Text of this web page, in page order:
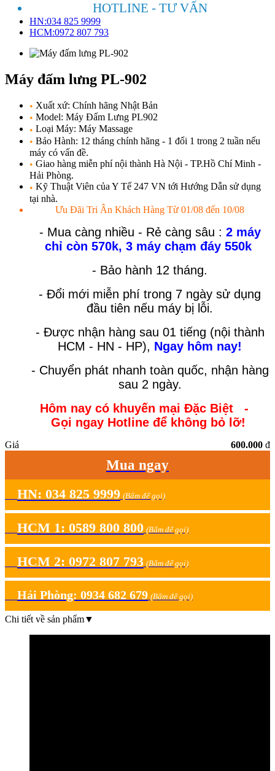
HOTLINE - TƯ VẤN
HN:034 825 9999
HCM:0972 807 793
Máy đấm lưng PL-902
• Xuất xứ: Chính hãng Nhật Bản
• Model: Máy Đấm Lưng PL902
• Loại Máy: Máy Massage
• Bảo Hành: 12 tháng chính hãng - 1 đổi 1 trong 2 tuần nếu
máy có vấn đề.
• Giao hàng miễn phí nội thành Hà Nội - TP.Hồ Chí Minh -
Hải Phòng.
• Kỹ Thuật Viên của Y Tế 247 VN tới Hướng Dẫn sử dụng
tại nhà.
Ưu Đãi Tri Ân Khách Hàng Từ 01/08 đến 10/08
- Mua càng nhiều - Rẻ càng sâu : 2 máy
chỉ còn 570k, 3 máy chạm đáy 550k
- Bảo hành 12 tháng.
- Đổi mới miễn phí trong 7 ngày sử dụng
đầu tiên nếu máy bị lỗi.
- Được nhận hàng sau 01 tiếng (nội thành
HCM - HN - HP), Ngay hôm nay!
- Chuyển phát nhanh toàn quốc, nhận hàng
sau 2 ngày.
Hôm nay có khuyến mại Đặc Biệt -
Gọi ngay Hotline để không bỏ lỡ!
Giá 600.000 đ
Mua ngay
HN: 034 825 9999 (Bấm để gọi)
HCM 1: 0589 800 800 (Bấm để gọi)
HCM 2: 0972 807 793 (Bấm để gọi)
Hải Phòng: 0934 682 679 (Bấm để gọi)
Chi tiết về sản phẩm▼